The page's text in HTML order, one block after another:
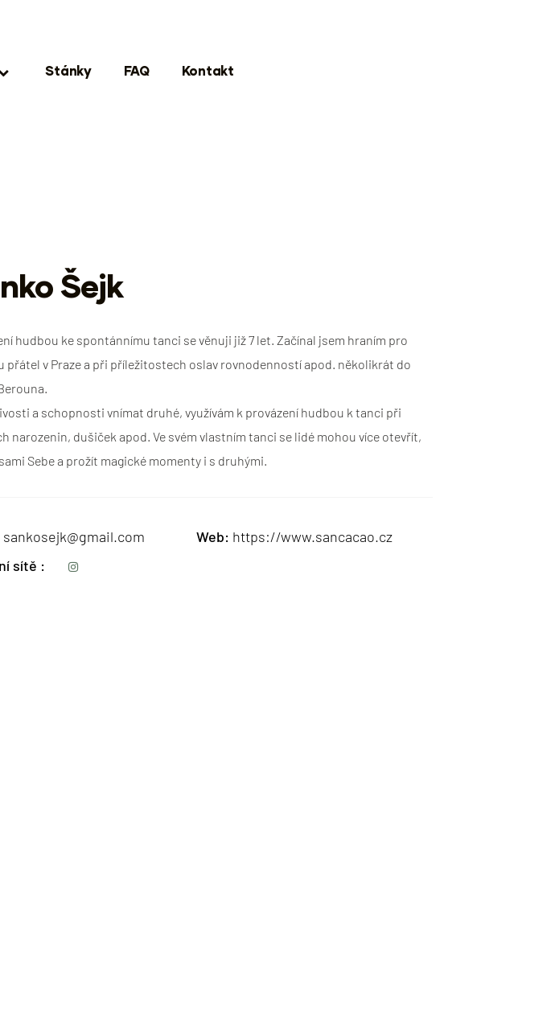
Stánky FAQ Kontakt
Šejk
hudbou ke spontánnímu tanci se věnuji již 7 let. Začínal jsem hraním pro
přátel v Praze a při příležitostech oslav rovnodenností apod. několikrát do
a schopnosti vnímat druhé, využívám k provázení hudbou k tanci při
narozenin, dušiček apod. Ve svém vlastním tanci se lidé mohou více otevřít,
Sebe a prožít magické momenty i s druhými.
sankosejk@gmail.com Web https://www.sancacao.cz
sítě